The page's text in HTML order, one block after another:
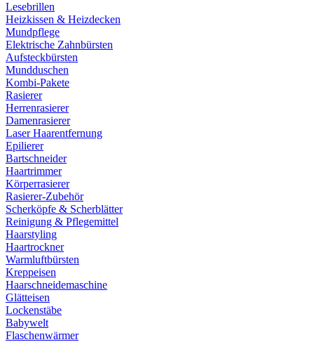
Lesebrillen
Heizkissen & Heizdecken
Mundpflege
Elektrische Zahnbürsten
Aufsteckbürsten
Mundduschen
Kombi-Pakete
Rasierer
Herrenrasierer
Damenrasierer
Laser Haarentfernung
Epilierer
Bartschneider
Haartrimmer
Körperrasierer
Rasierer-Zubehör
Scherköpfe & Scherblätter
Reinigung & Pflegemittel
Haarstyling
Haartrockner
Warmluftbürsten
Kreppeisen
Haarschneidemaschine
Glätteisen
Lockenstäbe
Babywelt
Flaschenwärmer